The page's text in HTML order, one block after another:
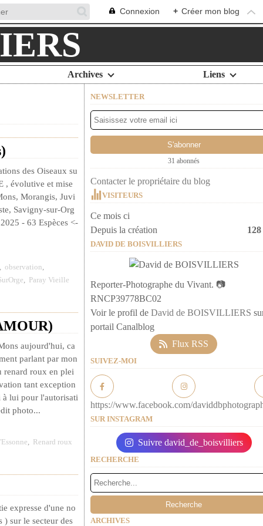
Connexion + Créer mon blog
Archives Liens
des Oiseaux su
, évolutive et mise
Morangis, Juvi
Savigny-sur-Org
- 63 Espèces <-
, observation,
, Paray Vieille
aujourd'hui, ca
parlant par mon
renard roux en plei
tant exception
lui pour l'autorisati
photo...
, Renard roux
expresse d'une no
) sur le secteur des
NEWSLETTER
31 abonnés
Contacter le propriétaire du blog
VISITEURS
Ce mois ci
Depuis la création
DAVID DE BOISVILLIERS
Reporter-Photographe du Vivant. 📷
RNCP39778BC02
Voir le profil de David de BOISVILLIERS
portail Canalblog
Flux RSS
SUIVEZ-MOI
https://www.facebook.com/
SUR INSTAGRAM
Suivre david_de_boisvilliers
RECHERCHE
ARCHIVES